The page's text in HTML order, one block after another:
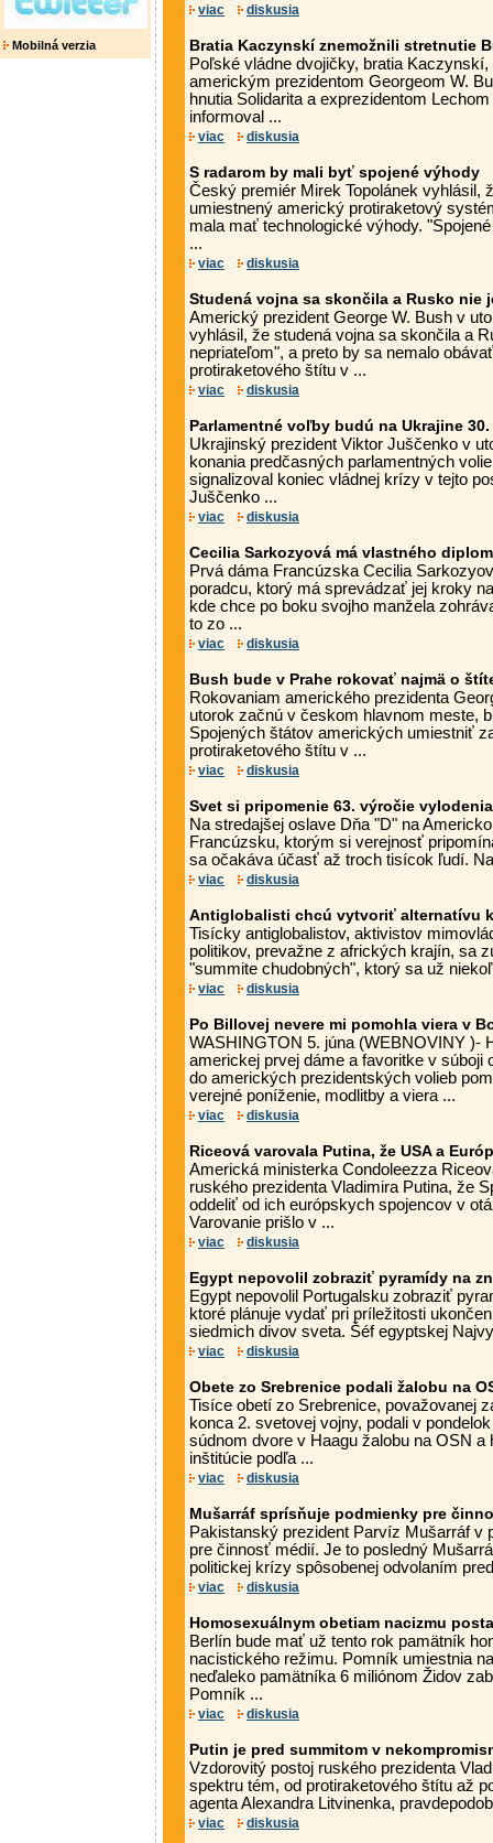
Mobilná verzia
viac diskusia
Bratia Kaczynskí znemožnili stretnutie
Poľské vládne dvojičky, bratia
americkým prezidentom Georgeom W.
hnutia Solidarita a exprezidentom
informoval ...
viac diskusia
S radarom by mali byť spojené výhody
Český premiér Mirek Topolánek vyhlásil,
umiestnený americký protiraketový
mala mať technologické výhody.
...
viac diskusia
Studená vojna sa skončila a Rusko nie
Americký prezident George W. Bush v
vyhlásil, že studená vojna sa skončila a
nepriateľom", a preto by sa nemalo
protiraketového štítu v ...
viac diskusia
Parlamentné voľby budú na Ukrajine
Ukrajinský prezident Viktor Juščenko v
konania predčasných parlamentných
signalizoval koniec vládnej krízy v tejto
Juščenko ...
viac diskusia
Cecilia Sarkozyová má vlastného
Prvá dáma Francúzska Cecilia
poradcu, ktorý má sprevádzať jej kroky
kde chce po boku svojho manžela
to zo ...
viac diskusia
Bush bude v Prahe rokovať najmä o
Rokovaniam amerického prezidenta
utorok začnú v českom hlavnom meste,
Spojených štátov amerických umiestniť
protiraketového štítu v ...
viac diskusia
Svet si pripomenie 63. výročie
Na stredajšej oslave Dňa "D" na
Francúzsku, ktorým si verejnosť
sa očakáva účasť až troch tisícok ľudí.
viac diskusia
Antiglobalisti chcú vytvoriť alternatívu
Tisícky antiglobalistov, aktivistov
politikov, prevažne z afrických krajín, sa
"summite chudobných", ktorý sa už
viac diskusia
Po Billovej nevere mi pomohla viera v
WASHINGTON 5. júna (WEBNOVINY )-
americkej prvej dáme a favoritke v súboji
do amerických prezidentských volieb
verejné poníženie, modlitby a viera ...
viac diskusia
Riceová varovala Putina, že USA a
Americká ministerka Condoleezza
ruského prezidenta Vladimira Putina, že
oddeliť od ich európskych spojencov v
Varovanie prišlo v ...
viac diskusia
Egypt nepovolil zobraziť pyramídy na
Egypt nepovolil Portugalsku zobraziť
ktoré plánuje vydať pri príležitosti
siedmich divov sveta. Šéf egyptskej
viac diskusia
Obete zo Srebrenice podali žalobu na
Tisíce obetí zo Srebrenice, považovanej
konca 2. svetovej vojny, podali v
súdnom dvore v Haagu žalobu na OSN a
inštitúcie podľa ...
viac diskusia
Mušarráf sprísňuje podmienky pre
Pakistanský prezident Parvíz Mušarráf v
pre činnosť médií. Je to posledný
politickej krízy spôsobenej odvolaním
viac diskusia
Homosexuálnym obetiam nacizmu
Berlín bude mať už tento rok pamätník
nacistického režimu. Pomník umiestnia
neďaleko pamätníka 6 miliónom Židov
Pomník ...
viac diskusia
Putin je pred summitom v
Vzdorovitý postoj ruského prezidenta
spektru tém, od protiraketového štítu až
agenta Alexandra Litvinenka,
viac diskusia